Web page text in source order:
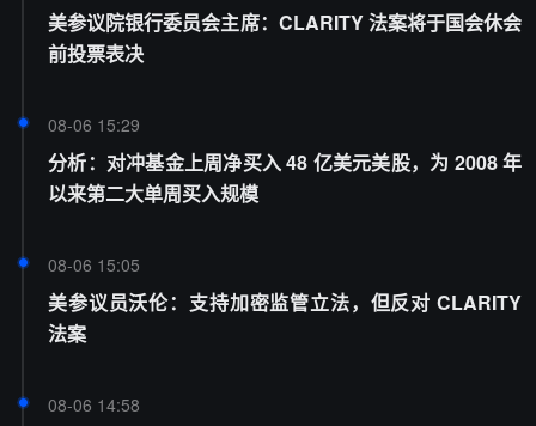
美参议院银行委员会主席：CLARITY 法案将于国会休会
前投票表决
08-06 15:29
分析：对冲基金上周净买入 48 亿美元美股，为 2008 年
以来第二大单周买入规模
08-06 15:05
美参议员沃伦：支持加密监管立法，但反对 CLARITY
法案
08-06 14:58